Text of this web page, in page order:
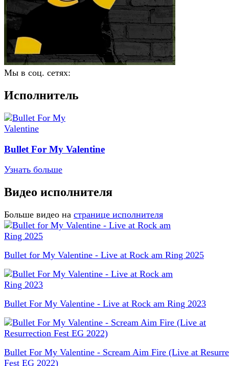
Мы в соц. сетях:
Исполнитель
Bullet For My Valentine
Узнать больше
Видео исполнителя
Больше видео на странице исполнителя
Bullet for My Valentine - Live at Rock am Ring 2025
Bullet For My Valentine - Live at Rock am Ring 2023
Bullet For My Valentine - Scream Aim Fire (Live at
Fest EG 2022)